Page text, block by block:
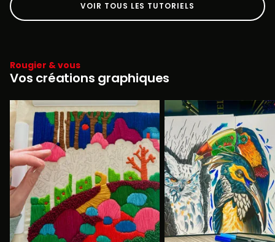
VOIR TOUS LES TUTORIELS
Rougier & vous
Vos créations graphiques